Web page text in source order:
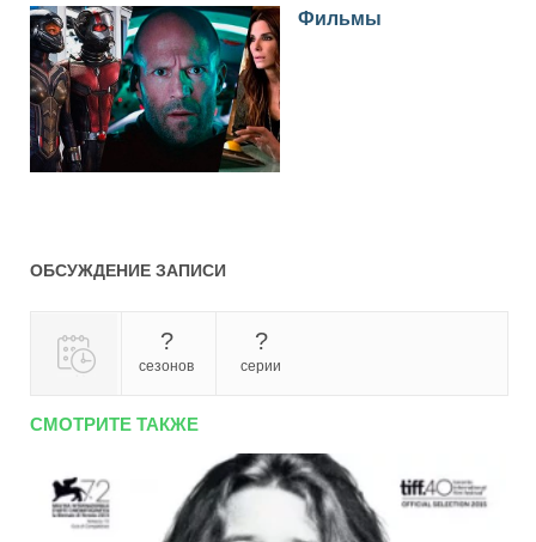
Фильмы
ОБСУЖДЕНИЕ ЗАПИСИ
?
сезонов
?
серии
СМОТРИТЕ ТАКЖЕ